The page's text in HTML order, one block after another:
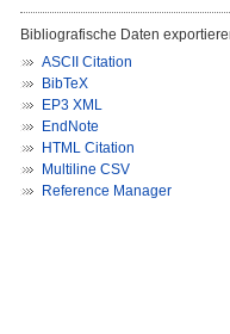
Bibliografische Daten
ASCII Citation
BibTeX
EP3 XML
EndNote
HTML Citation
Multiline CSV
Reference Manager